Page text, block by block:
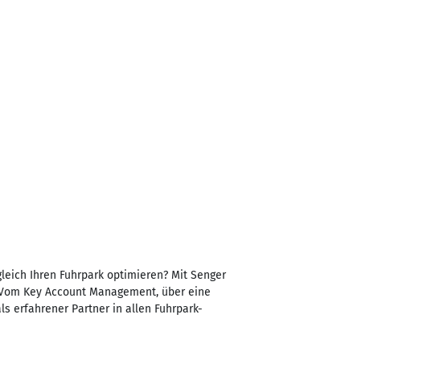
Ihren Fuhrpark optimieren? Mit Senger
Key Account Management, über eine
erfahrener Partner in allen Fuhrpark-